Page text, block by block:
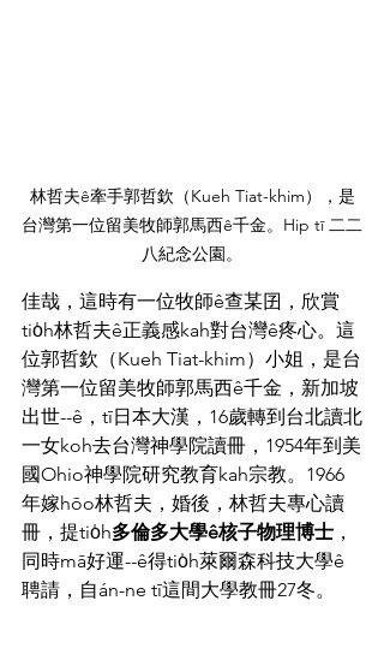
林哲夫ê牽手郭哲欽（Kueh Tiat-khim），是
台灣第一位留美牧師郭馬西ê千金。Hip tī 二二
八紀念公園。
佳哉，這時有一位牧師ê查某囝，欣賞
tio̍h林哲夫ê正義感kah對台灣ê疼心。這
位郭哲欽（Kueh Tiat-khim）小姐，是台
灣第一位留美牧師郭馬西ê千金，新加坡
出世--ê，tī日本大漢，16歲轉到台北讀北
一女koh去台灣神學院讀冊，1954年到美
國Ohio神學院研究教育kah宗教。1966
年嫁hōo林哲夫，婚後，林哲夫專心讀
冊，提tio̍h多倫多大學ê核子物理博士 ，
同時mā好運--ê得tio̍h萊爾森科技大學ê
聘請，自án-ne tī這間大學教冊27冬。